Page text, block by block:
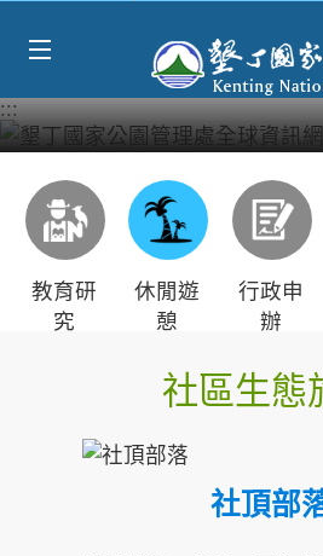
:::
教育研
究
休閒遊
憩
行政申
辦
社區生態
社頂部